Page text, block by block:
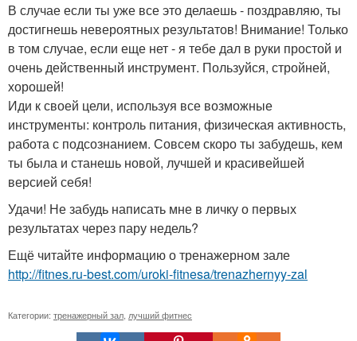
В случае если ты уже все это делаешь - поздравляю, ты
достигнешь невероятных результатов! Внимание! Только
в том случае, если еще нет - я тебе дал в руки простой и
очень действенный инструмент. Пользуйся, стройней,
хорошей!
Иди к своей цели, используя все возможные
инструменты: контроль питания, физическая активность,
работа с подсознанием. Совсем скоро ты забудешь, кем
ты была и станешь новой, лучшей и красивейшей
версией себя!
Удачи! Не забудь написать мне в личку о первых
результатах через пару недель?
Ещё читайте информацию о тренажерном зале
http://fitnes.ru-best.com/uroki-fitnesa/trenazhernyy-zal
Категории: тренажерный зал лучший фитнес